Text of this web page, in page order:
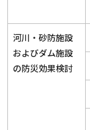
河川・砂防施設
およびダム施設
の防災効果検討